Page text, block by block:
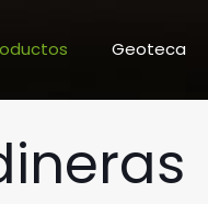
Geoteca